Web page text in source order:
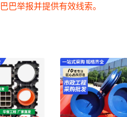
巴举报并提供有效线索。